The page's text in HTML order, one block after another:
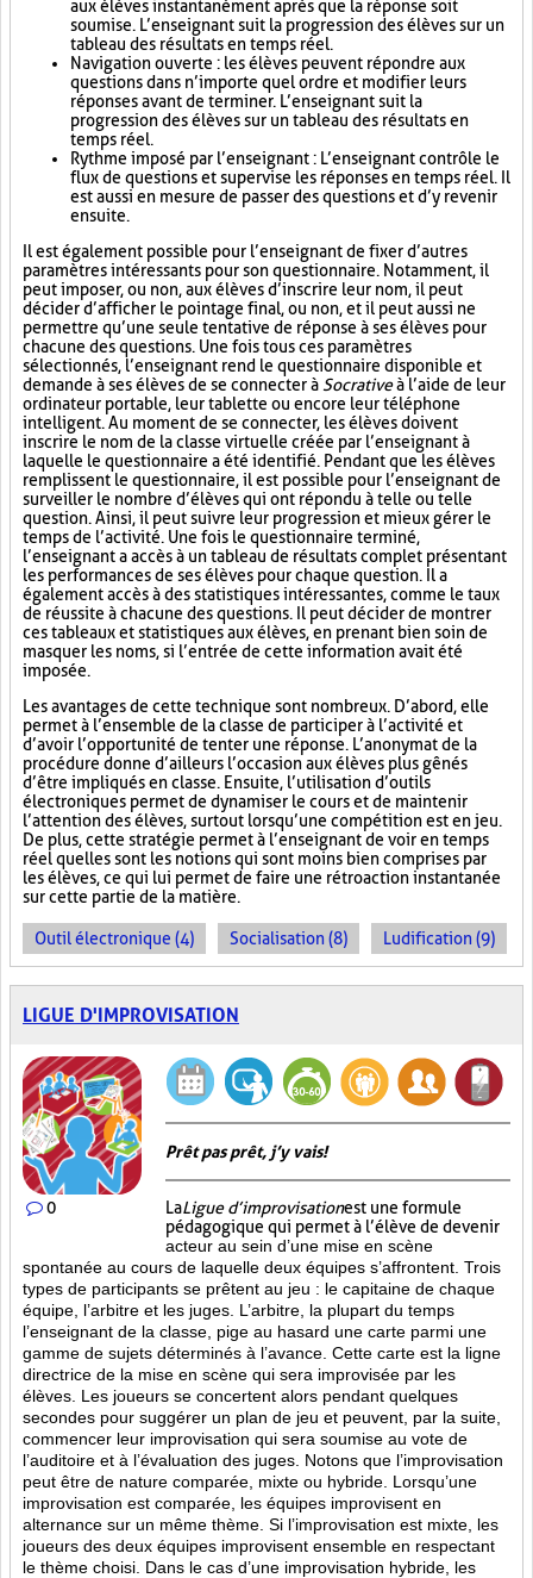
aux élèves instantanément après que la réponse soit
soumise. L’enseignant suit la progression des élèves sur un
tableau des résultats en temps réel.
Navigation ouverte : les élèves peuvent répondre aux
questions dans n’importe quel ordre et modifier leurs
réponses avant de terminer. L’enseignant suit la
progression des élèves sur un tableau des résultats en
temps réel.
Rythme imposé par l’enseignant : L’enseignant contrôle le
flux de questions et supervise les réponses en temps réel. Il
est aussi en mesure de passer des questions et d’y revenir
ensuite.
Il est également possible pour l’enseignant de fixer d’autres
paramètres intéressants pour son questionnaire. Notamment, il
peut imposer, ou non, aux élèves d’inscrire leur nom, il peut
décider d’afficher le pointage final, ou non, et il peut aussi ne
permettre qu’une seule tentative de réponse à ses élèves pour
chacune des questions. Une fois tous ces paramètres
sélectionnés, l’enseignant rend le questionnaire disponible et
demande à ses élèves de se connecter à Socrativeà l’aide de leur
ordinateur portable, leur tablette ou encore leur téléphone
intelligent. Au moment de se connecter, les élèves doivent
inscrire le nom de la classe virtuelle créée par l’enseignant à
laquelle le questionnaire a été identifié. Pendant que les élèves
remplissent le questionnaire, il est possible pour l’enseignant de
surveiller le nombre d’élèves qui ont répondu à telle ou telle
question. Ainsi, il peut suivre leur progression et mieux gérer le
temps de l’activité. Une fois le questionnaire terminé,
l’enseignant a accès à un tableau de résultats complet présentant
les performances de ses élèves pour chaque question. Il a
également accès à des statistiques intéressantes, comme le taux
de réussite à chacune des questions. Il peut décider de montrer
ces tableaux et statistiques aux élèves, en prenant bien soin de
masquer les noms, si l’entrée de cette information avait été
imposée.
Les avantages de cette technique sont nombreux. D’abord, elle
permet à l’ensemble de la classe de participer à l’activité et
d’avoir l’opportunité de tenter une réponse. L’anonymat de la
procédure donne d’ailleurs l’occasion aux élèves plus gênés
d’être impliqués en classe. Ensuite, l’utilisation d’outils
électroniques permet de dynamiser le cours et de maintenir
l’attention des élèves, surtout lorsqu’une compétition est en jeu.
De plus, cette stratégie permet à l’enseignant de voir en temps
réel quelles sont les notions qui sont moins bien comprises par
les élèves, ce qui lui permet de faire une rétroaction instantanée
sur cette partie de la matière.
Outil électronique (4) Socialisation (8) Ludification (9)
LIGUE D'IMPROVISATION
0
Prêt pas prêt, j’y vais!
LaLigue d’improvisationest une formule
pédagogique qui permet à l’élève de devenir
acteur au sein d’une mise en scène
spontanée au cours de laquelle deux équipes s’affrontent. Trois
types de participants se prêtent au jeu : le capitaine de chaque
équipe, l’arbitre et les juges. L’arbitre, la plupart du temps
l’enseignant de la classe, pige au hasard une carte parmi une
gamme de sujets déterminés à l’avance. Cette carte est la ligne
directrice de la mise en scène qui sera improvisée par les
élèves. Les joueurs se concertent alors pendant quelques
secondes pour suggérer un plan de jeu et peuvent, par la suite,
commencer leur improvisation qui sera soumise au vote de
l’auditoire et à l’évaluation des juges. Notons que l’improvisation
peut être de nature comparée, mixte ou hybride. Lorsqu’une
improvisation est comparée, les équipes improvisent en
alternance sur un même thème. Si l’improvisation est mixte, les
joueurs des deux équipes improvisent ensemble en respectant
le thème choisi. Dans le cas d’une improvisation hybride, les